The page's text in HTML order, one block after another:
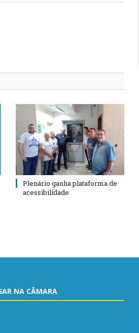
Plenário ganha plataforma de
acessibilidade
NA CÂMARA